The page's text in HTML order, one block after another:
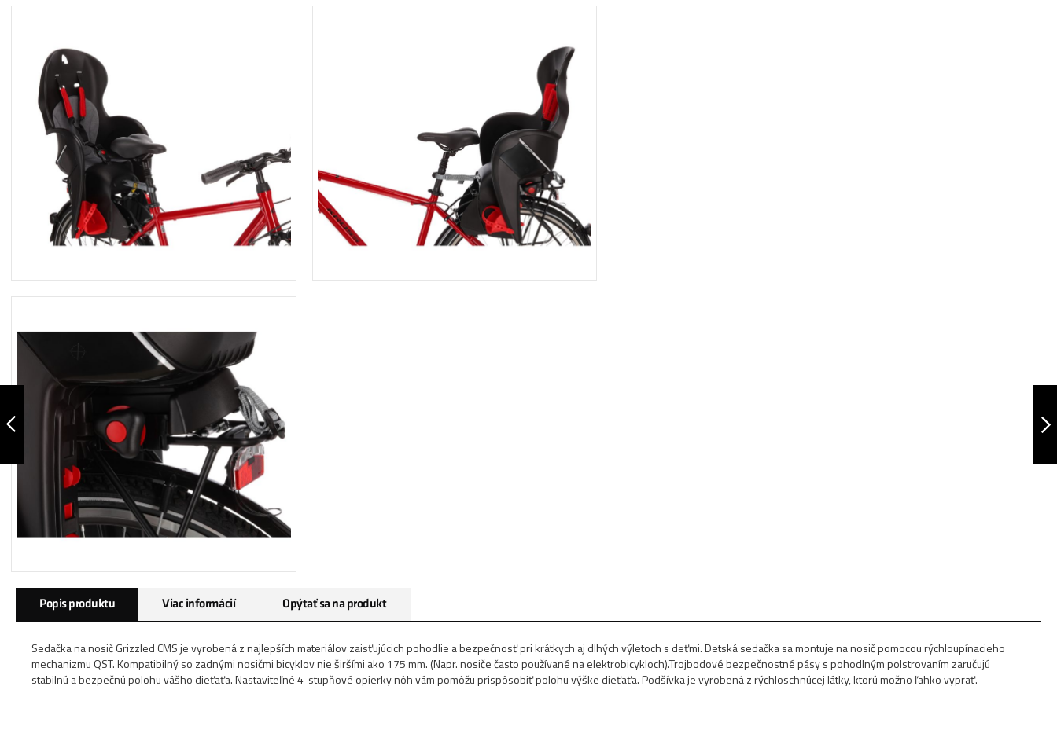
začiatok
galérie
obrázkov
Popis produktu
Sedačka na nosič Grizzled CMS je vyrobená z najlepších materiálov zaisťujúcich pohodlie a bezpečnosť pri krátkych aj dlhých výletoch s deťmi. Detská sedačka sa montuje na nosič pomocou rýchloupínacieho
mechanizmu QST. Kompatibilný so zadnými nosičmi bicyklov nie širšími ako 175 mm. (Napr. nosiče často používané na elektrobicykloch).Trojbodové bezpečnostné pásy s pohodlným polstrovaním zaručujú
stabilnú a bezpečnú polohu vášho dieťaťa. Nastaviteľné 4-stupňové opierky nôh vám pomôžu prispôsobiť polohu výške dieťaťa. Podšívka je vyrobená z rýchloschnúcej látky, ktorú možno ľahko vyprať.
Viac informácií Opýtať sa na produkt
DETSKÁ SEDAČKA
PREDCHÁDZAJÚCA